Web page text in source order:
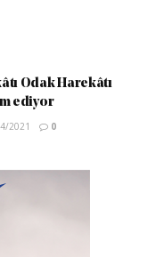
Odak Harekâtı
ediyor
2021 0